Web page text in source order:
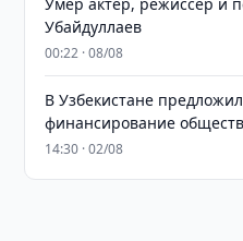
Убайдуллаев
00:22 · 08/08
В Узбекистане
финансирование
14:30 · 02/08